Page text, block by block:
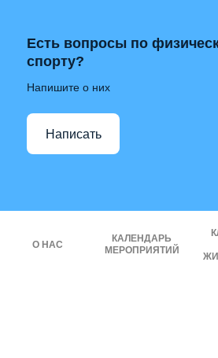
Есть вопросы по
спорту?
Напишите о них
Написать
О НАС
КАЛЕНДАРЬ
МЕРОПРИЯТИЙ